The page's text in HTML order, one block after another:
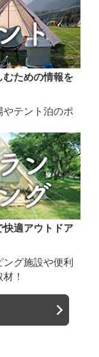
むための情報を
やテント泊のポ
快適アウトドア
グ施設や便利
！